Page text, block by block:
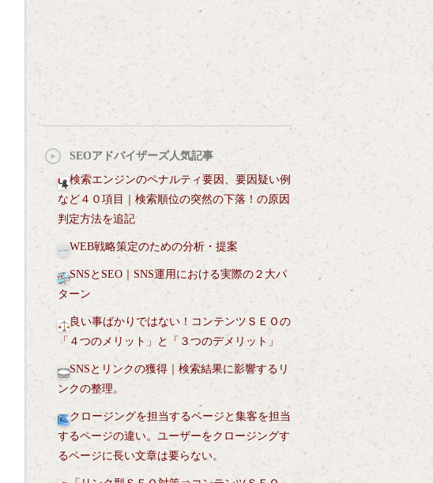
SEOアドバイザーズ人気記事
検索エンジンのペナルティ要因、要因疑い例
など４０項目｜検索順位の突然の下落！の原因
判定方法を追記
WEB戦略策定のための分析・提案
SNSとSEO｜SNS運用における実際の２大パ
ターン
良い事ばかりではない！コンテンツＳＥＯの
「４つのメリット」と「３つのデメリット」
SNSとリンクの獲得｜検索結果に影響するリ
ンクの整理。
クロージングを担当するページと集客を担当
するページの違い。ユーザーをクロージングす
るページに長い文章は要らない。